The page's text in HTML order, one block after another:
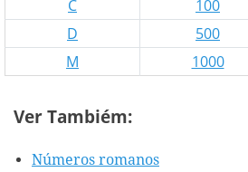
C
100
D
500
M
1000
Ver Tambiém:
Números romanos